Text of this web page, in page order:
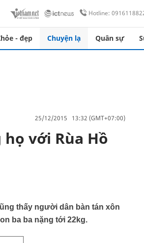
Hotline:
- đẹp Chuyện lạ Quân sự
25/12/2015 13:32 (GMT+07:00)
với Rùa Hồ
thấy người dân bàn tán xôn
ba ba nặng tới 22kg.